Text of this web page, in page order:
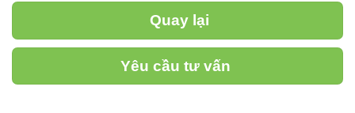
Quay lại
Yêu cầu tư vấn